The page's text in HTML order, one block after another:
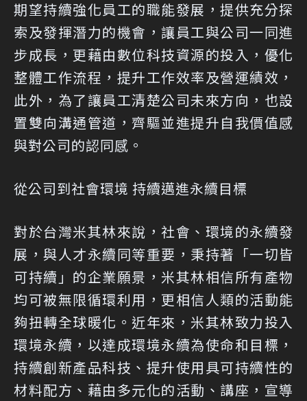
期望持續強化員工的職能發展，提供充分探
索及發揮潛力的機會，讓員工與公司一同進
步成長，更藉由數位科技資源的投入，優化
整體工作流程，提升工作效率及營運績效，
此外，為了讓員工清楚公司未來方向，也設
置雙向溝通管道，齊驅並進提升自我價值感
與對公司的認同感。
從公司到社會環境 持續邁進永續目標
對於台灣米其林來說，社會、環境的永續發
展，與人才永續同等重要，秉持著「一切皆
可持續」的企業願景，米其林相信所有產物
均可被無限循環利用，更相信人類的活動能
夠扭轉全球暖化。近年來，米其林致力投入
環境永續，以達成環境永續為使命和目標，
持續創新產品科技、提升使用具可持續性的
材料配方、藉由多元化的活動、講座，宣導